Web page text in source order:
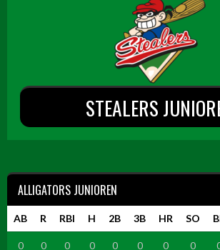
STEALERS
ALLIGATORS JUNIOREN
AB R RBI H 2B 3B HR SO
0 0 0 0 0 0 0 0